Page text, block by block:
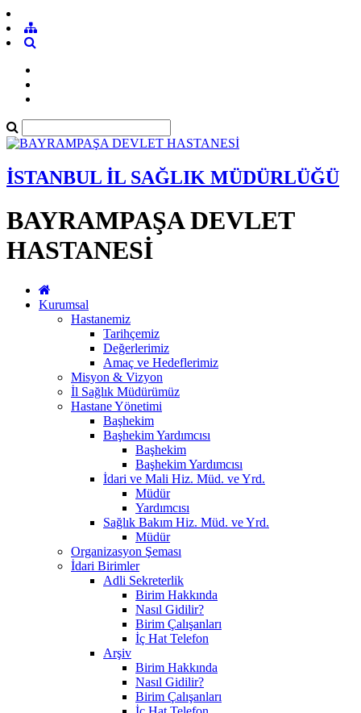
İSTANBUL İL SAĞLIK MÜDÜRLÜĞÜ
BAYRAMPAŞA DEVLET
HASTANESİ
Kurumsal
Hastanemiz
Tarihçemiz
Değerlerimiz
Amaç ve Hedeflerimiz
Misyon & Vizyon
İl Sağlık Müdürümüz
Hastane Yönetimi
Başhekim
Başhekim Yardımcısı
Başhekim
Başhekim Yardımcısı
İdari ve Mali Hiz. Müd. ve Yrd.
Müdür
Yardımcısı
Sağlık Bakım Hiz. Müd. ve Yrd.
Müdür
Organizasyon Şeması
İdari Birimler
Adli Sekreterlik
Birim Hakkında
Nasıl Gidilir?
Birim Çalışanları
İç Hat Telefon
Arşiv
Birim Hakkında
Nasıl Gidilir?
Birim Çalışanları